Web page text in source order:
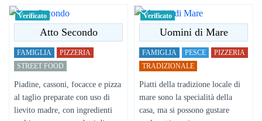
Verificato
Atto Secondo
FAMIGLIA
PIZZERIA
STREET FOOD
Piadine, cassoni, focacce e pizza
al taglio preparate con uso di
lievito madre, con ingredienti
Verificato
Uomini di Mare
FAMIGLIA PESCE
PIZZERIA
TRADIZIONALE
Piatti della tradizione locale di
mare sono la specialità della
casa, ma si possono gustare